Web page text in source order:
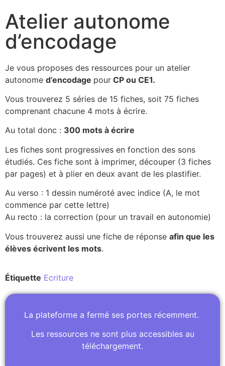
Atelier autonome
d’encodage
Je vous proposes des ressources pour un atelier
autonome d’encodage pour CP ou CE1.
Vous trouverez 5 séries de 15 fiches, soit 75 fiches
comprenant chacune 4 mots à écrire.
Au total donc : 300 mots à écrire
Les fiches sont progressives en fonction des sons
étudiés. Ces fiche sont à imprimer, découper (3 fiches
par pages) et à plier en deux avant de les plastifier.
Au verso : 1 dessin numéroté avec indice (A, le mot
commence par cette lettre)
Au recto : la correction (pour un travail en autonomie)
Vous trouverez aussi une fiche de réponse afin que les
élèves écrivent les mots.
Étiquette Ecriture
La plateforme a fermé ses portes récemment.
Les ressources ne sont plus accessibles au
téléchargement.